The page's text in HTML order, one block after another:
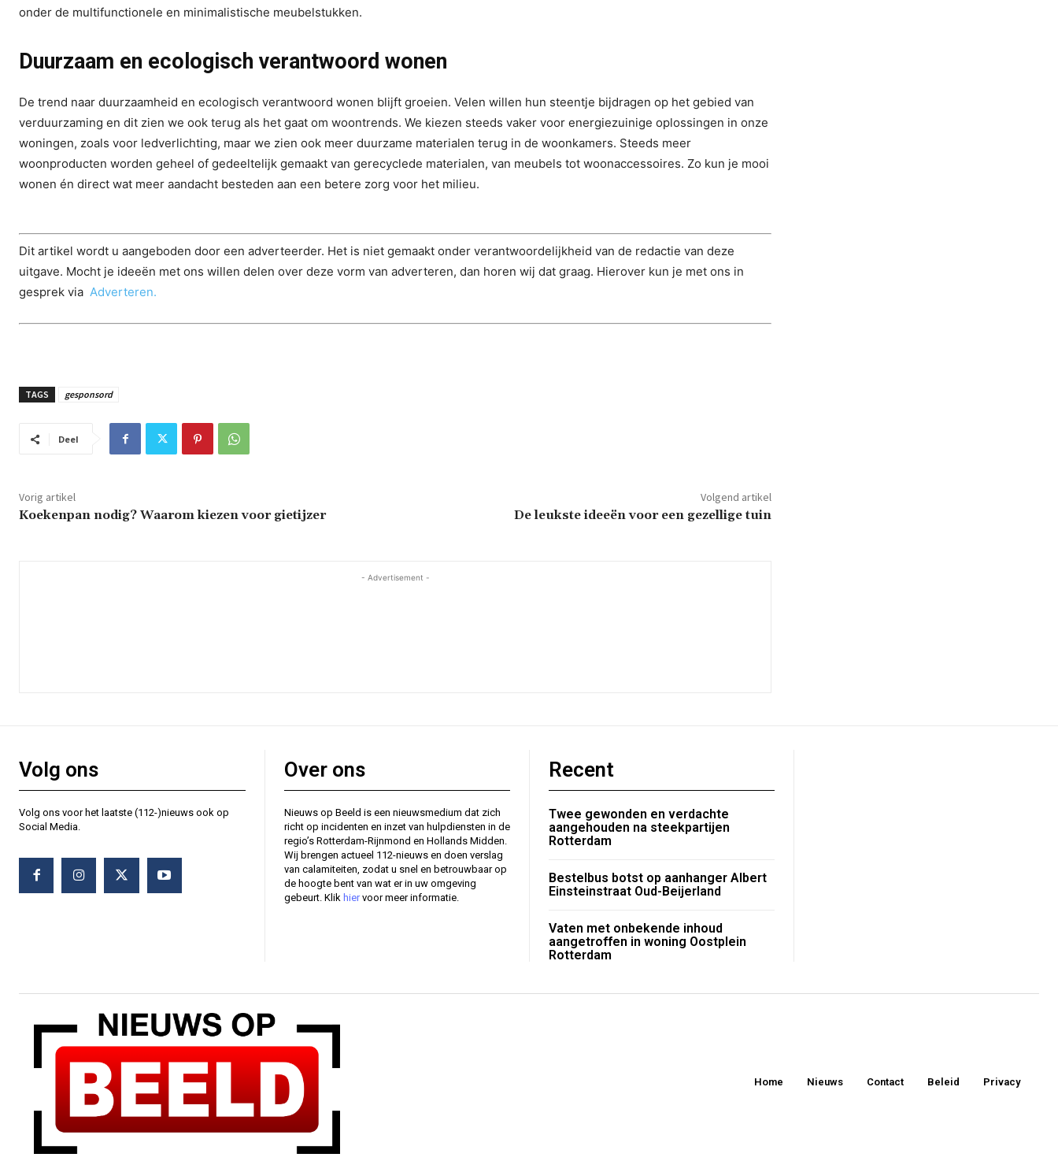
onder de multifunctionele en minimalistische meubelstukken.
Duurzaam en ecologisch verantwoord wonen
De trend naar duurzaamheid en ecologisch verantwoord wonen blijft groeien. Velen willen hun steentje bijdragen op het gebied van
verduurzaming en dit zien we ook terug als het gaat om woontrends. We kiezen steeds vaker voor energiezuinige oplossingen in onze
woningen, zoals voor ledverlichting, maar we zien ook meer duurzame materialen terug in de woonkamers. Steeds meer
woonproducten worden geheel of gedeeltelijk gemaakt van gerecyclede materialen, van meubels tot woonaccessoires. Zo kun je mooi
wonen én direct wat meer aandacht besteden aan een betere zorg voor het milieu.
Dit artikel wordt u aangeboden door een adverteerder. Het is niet gemaakt onder verantwoordelijkheid van de redactie van deze
uitgave. Mocht je ideeën met ons willen delen over deze vorm van adverteren, dan horen wij dat graag. Hierover kun je met ons in
gesprek via Adverteren.
TAGS gesponsord
Deel
Vorig artikel
Koekenpan nodig? Waarom kiezen voor gietijzer
Volgend artikel
De leukste ideeën voor een gezellige tuin
- Advertisement -
Volg ons
Volg ons voor het laatste (112-)nieuws ook op
Social Media.
Over ons
Nieuws op Beeld is een nieuwsmedium dat zich
richt op incidenten en inzet van hulpdiensten in de
regio’s Rotterdam-Rijnmond en Hollands Midden.
Wij brengen actueel 112-nieuws en doen verslag
van calamiteiten, zodat u snel en betrouwbaar op
de hoogte bent van wat er in uw omgeving
gebeurt. Klik hiervoor meer informatie.
Recent
Twee gewonden en verdachte
aangehouden na steekpartijen
Rotterdam
Bestelbus botst op aanhanger Albert
Einsteinstraat Oud-Beijerland
Vaten met onbekende inhoud
aangetroffen in woning Oostplein
Rotterdam
Home Nieuws Contact Beleid Privacy